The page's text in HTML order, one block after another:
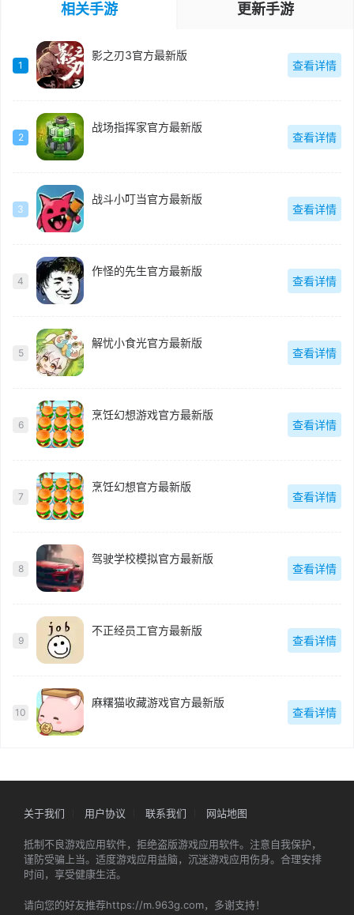
相关手游 更新手游
1
影之刃3官方最新版
查看详情
2
战场指挥家官方最新版
查看详情
3
战斗小叮当官方最新版
查看详情
4
作怪的先生官方最新版
查看详情
5
解忧小食光官方最新版
查看详情
6
烹饪幻想游戏官方最新版
查看详情
7
烹饪幻想官方最新版
查看详情
8
驾驶学校模拟官方最新版
查看详情
9
不正经员工官方最新版
查看详情
10
麻糬猫收藏游戏官方最新版
查看详情
关于我们 用户协议 联系我们 网站地图
抵制不良游戏应用软件，拒绝盗版游戏应用软件。注意自我保护，
谨防受骗上当。适度游戏应用益脑，沉迷游戏应用伤身。合理安排
时间，享受健康生活。
请向您的好友推荐https://m.963g.com，多谢支持！